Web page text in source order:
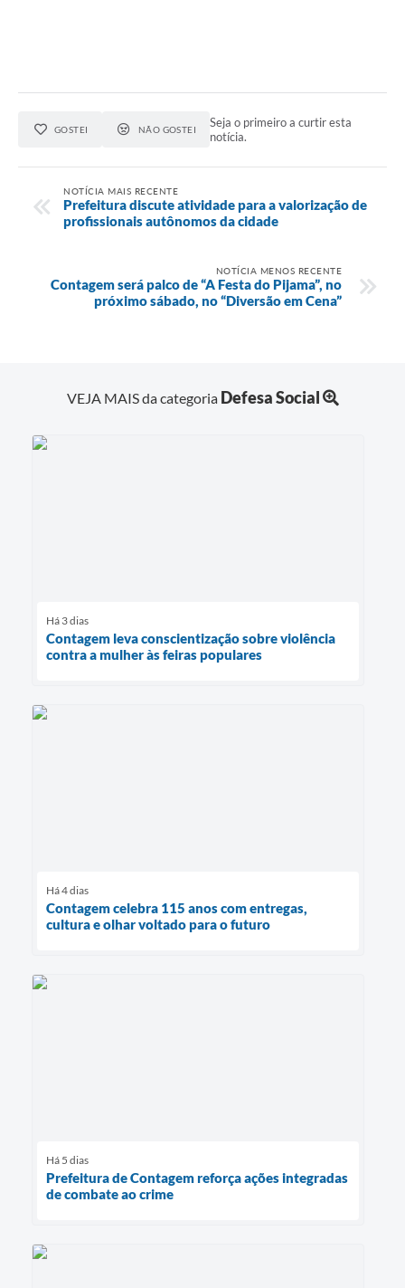
GOSTEI NÃO GOSTEI
Seja o primeiro a curtir esta
notícia.
NOTÍCIA MAIS RECENTE
Prefeitura discute atividade para a valorização de
profissionais autônomos da cidade
NOTÍCIA MENOS RECENTE
Contagem será palco de “A Festa do Pijama”, no
próximo sábado, no “Diversão em Cena”
VEJA MAIS da categoria Defesa Social
Há 3 dias
Contagem leva conscientização sobre violência
contra a mulher às feiras populares
Há 4 dias
Contagem celebra 115 anos com entregas,
cultura e olhar voltado para o futuro
Há 5 dias
Prefeitura de Contagem reforça ações integradas
de combate ao crime